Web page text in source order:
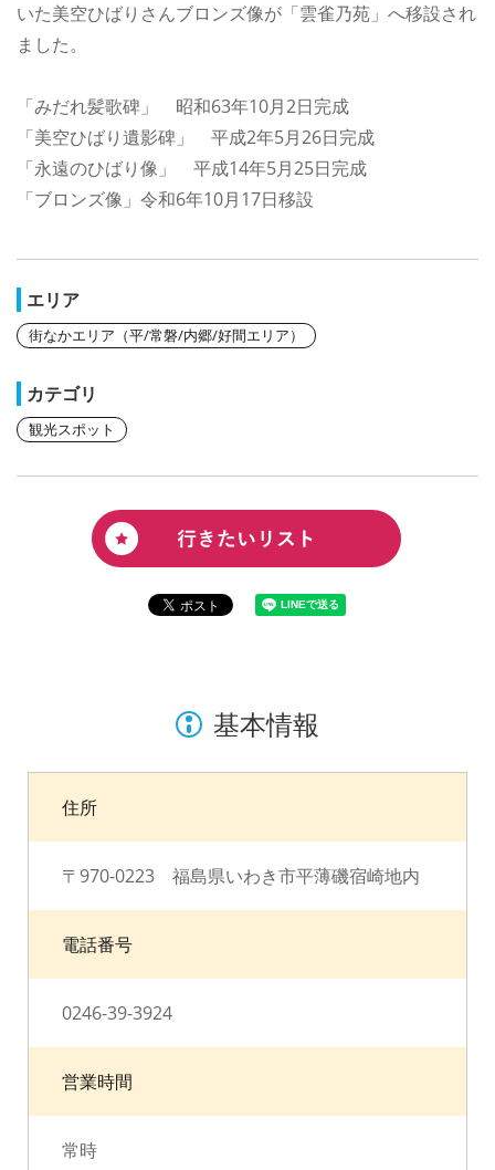
いた美空ひばりさんブロンズ像が「雲雀乃苑」へ移設され
ました。
「みだれ髪歌碑」 昭和63年10月2日完成
「美空ひばり遺影碑」 平成2年5月26日完成
「永遠のひばり像」 平成14年5月25日完成
「ブロンズ像」令和6年10月17日移設
エリア
街なかエリア（平/常磐/内郷/好間エリア）
カテゴリ
観光スポット
基本情報
住所
〒970-0223 福島県いわき市平薄磯宿崎地内
電話番号
0246-39-3924
営業時間
常時